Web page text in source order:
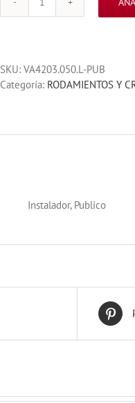
TOPE
50
cantidad
SKU: VA4203.050.L-PUB
Categoría: RODAMIENTOS Y
Instalador, Publico